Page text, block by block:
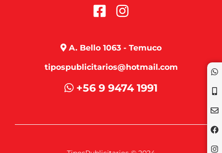
A. Bello 1063 - Temuco
tipospublicitarios@hotmail.com
+56 9 9474 1991